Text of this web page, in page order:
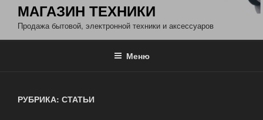
МАГАЗИН ТЕХНИКИ
Продажа бытовой, электронной техники и аксессуаров
Меню
РУБРИКА: СТАТЬИ